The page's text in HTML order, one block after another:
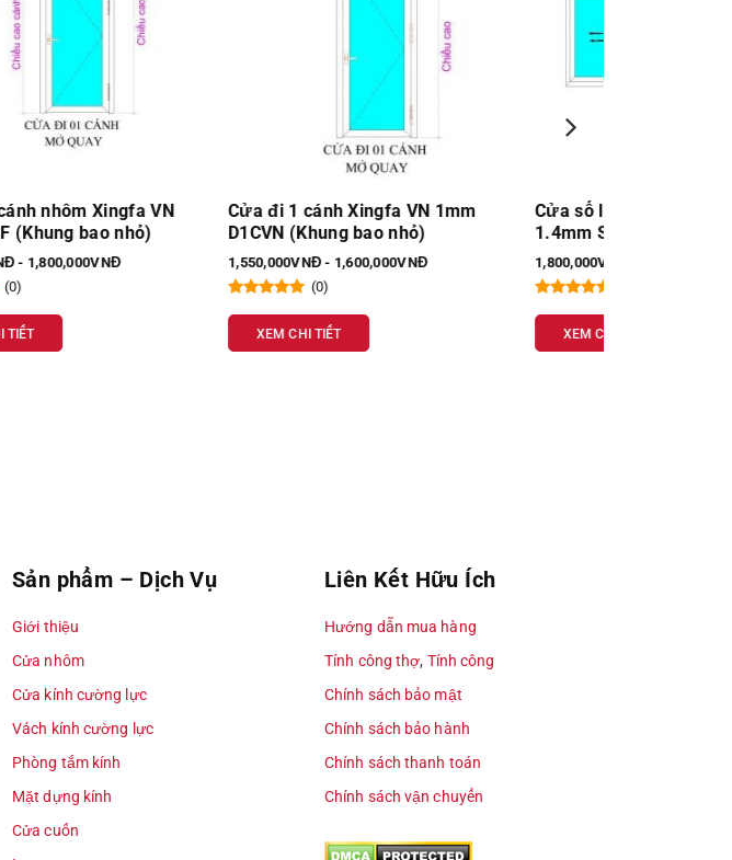
Cửa đi 1 cánh Xingfa VN 1mm
D1CVN (Khung bao nhỏ)
1,550,000VNĐ - 1,600,000VNĐ
XEM CHI TIẾT
Cửa sổ lùa 4 cánh Nhôm Xingfa VN
1.4mm SL4C
1,800,000VNĐ - 19,000,000VNĐ
XEM CHI TIẾT
Sản phẩm – Dịch Vụ
Giới thiệu
Cửa nhôm
Cửa kính cường lực
Vách kính cường lực
Phòng tắm kính
Mặt dựng kính
Cửa cuốn
Liên Kết Hữu Ích
Hướng dẫn mua hàng
Tính công thợ, Tính công
Chính sách bảo mật
Chính sách bảo hành
Chính sách thanh toán
Chính sách vận chuyển